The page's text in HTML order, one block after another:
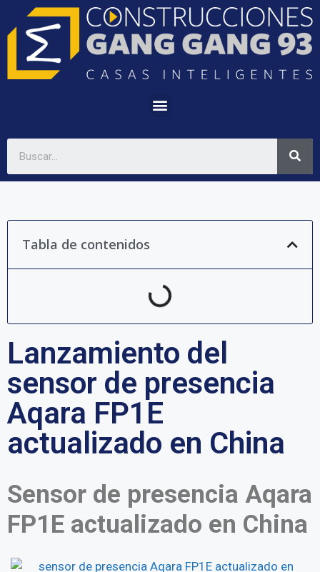
Tabla de contenidos
Lanzamiento del
sensor de presencia
Aqara FP1E ​​
actualizado en China
Sensor de presencia Aqara
FP1E ​​actualizado en China